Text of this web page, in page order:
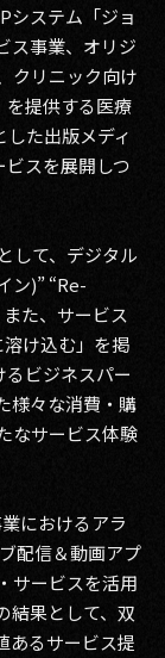
システム「ジョ
ス事業、オリジ
クリニック向け
を提供する医療
た出版メディ
スを展開しつ
して、デジタル
ン)” “Re-
た、サービス
け込む」を掲
ビジネスパー
様々な消費・購
なサービス体験
におけるアラ
配信＆動画アプ
サービスを活用
結果として、双
あるサービス提